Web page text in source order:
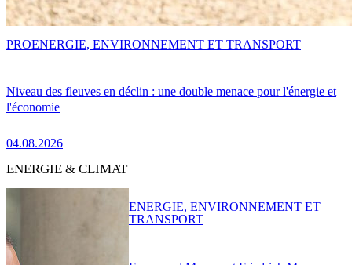
Niveau des fleuves en déclin : une double menace pour l'énergie et
l'économie
04.08.2026
PROENERGIE, ENVIRONNEMENT ET TRANSPORT
ENERGIE & CLIMAT
ENERGIE, ENVIRONNEMENT ET
TRANSPORT